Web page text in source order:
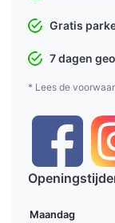
Gratis
7 dagen
* Lees de
Maandag